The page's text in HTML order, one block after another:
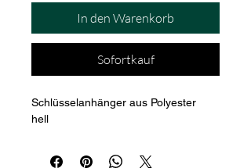
In den Warenkorb
Sofortkauf
Schlüsselanhänger aus Polyester
hell